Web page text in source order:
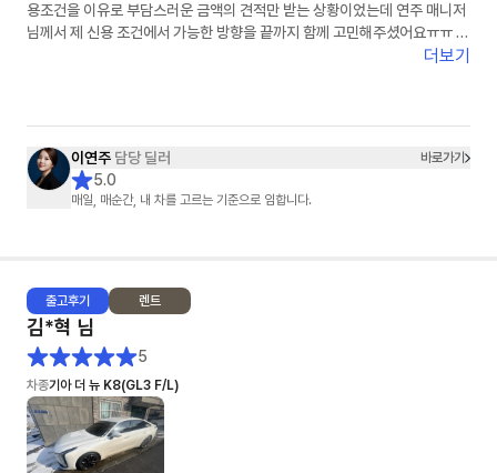
용조건을 이유로 부담스러운 금액의 견적만 받는 상황이었는데 연주 매니저
님께서 제 신용 조건에서 가능한 방향을 끝까지 함께 고민해주셨어요ㅠㅠ 그
래서 덕분에 다행히 초기 비용 없이 계약까지 진행할 수 있었고 금액도 제가
도 많이 하는 스타일이었는데 이번에는 의심할 필요도 없었고 깐깐하게 굴
필요도 없을 만큼 꼼꼼하게 하나하나 함께 확인해 주셔서 마음 놓고 진행할
수 있었습니다!! 주변에서 렌트 이용을 고민하는 분이 있다면 주저 없이 소개
해 드리고 싶은 매니저님이었습니다 👍 그동안 고생 정말 많으셨고 진심으
더보기
이연주 담당 딜러 바로가기
5.0
매일, 매순간, 내 차를 고르는 기준으로 임합니다.
출고후기 렌트
김*혁 님
5
차종기아 더 뉴 K8(GL3 F/L)